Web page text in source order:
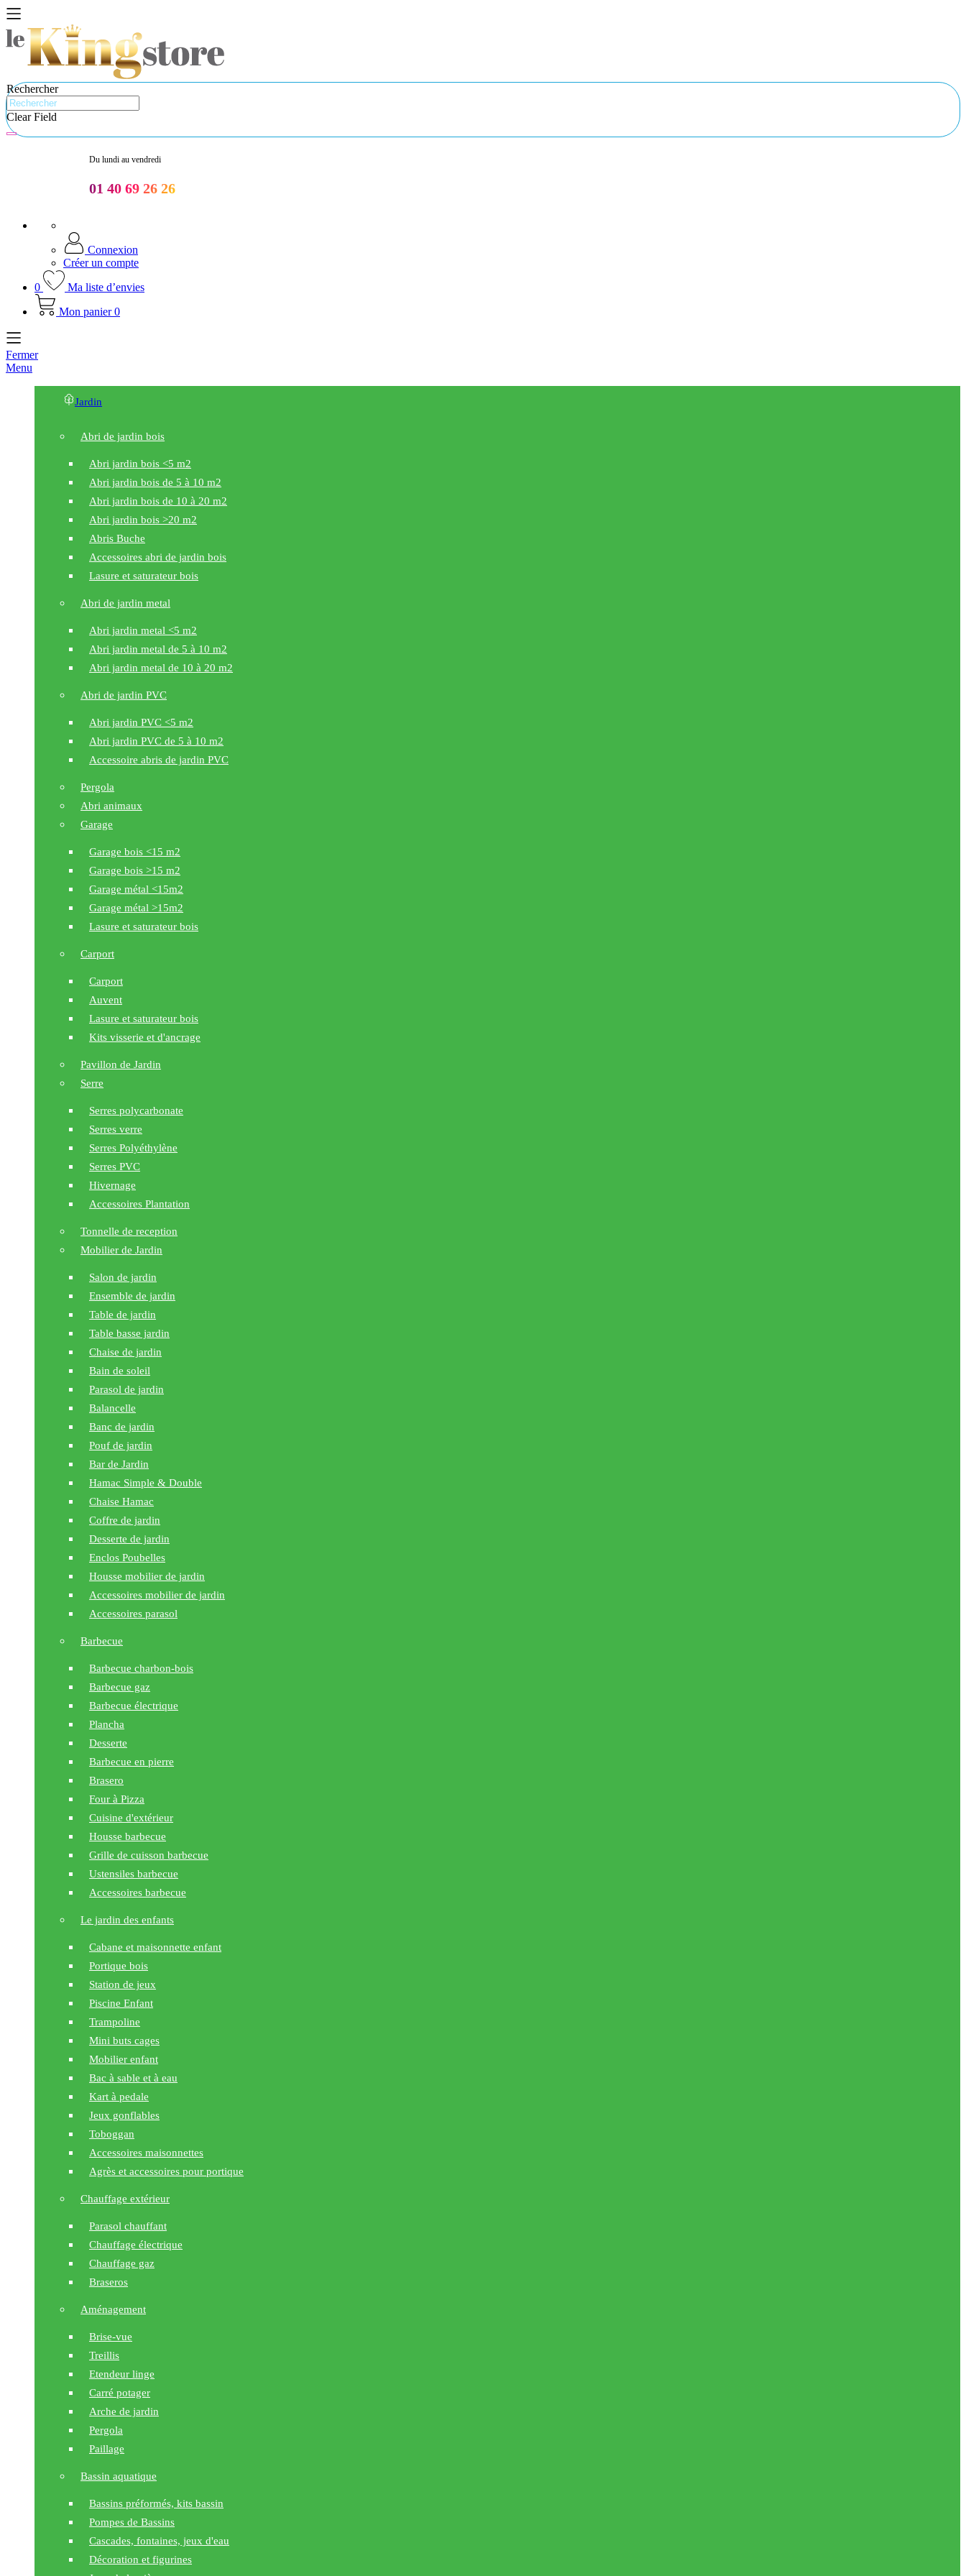
Rechercher
Clear Field
Du lundi au vendredi
01 40 69 26 26
Connexion
Créer un compte
0
Ma liste d’envies
Mon panier 0
Fermer
Menu
Jardin
Abri de jardin bois
Abri jardin bois <5 m2
Abri jardin bois de 5 à 10 m2
Abri jardin bois de 10 à 20 m2
Abri jardin bois >20 m2
Abris Buche
Accessoires abri de jardin bois
Lasure et saturateur bois
Abri de jardin metal
Abri jardin metal <5 m2
Abri jardin metal de 5 à 10 m2
Abri jardin metal de 10 à 20 m2
Abri de jardin PVC
Abri jardin PVC <5 m2
Abri jardin PVC de 5 à 10 m2
Accessoire abris de jardin PVC
Pergola
Abri animaux
Garage
Garage bois <15 m2
Garage bois >15 m2
Garage métal <15m2
Garage métal >15m2
Lasure et saturateur bois
Carport
Carport
Auvent
Lasure et saturateur bois
Kits visserie et d'ancrage
Pavillon de Jardin
Serre
Serres polycarbonate
Serres verre
Serres Polyéthylène
Serres PVC
Hivernage
Accessoires Plantation
Tonnelle de reception
Mobilier de Jardin
Salon de jardin
Ensemble de jardin
Table de jardin
Table basse jardin
Chaise de jardin
Bain de soleil
Parasol de jardin
Balancelle
Banc de jardin
Pouf de jardin
Bar de Jardin
Hamac Simple & Double
Chaise Hamac
Coffre de jardin
Desserte de jardin
Enclos Poubelles
Housse mobilier de jardin
Accessoires mobilier de jardin
Accessoires parasol
Barbecue
Barbecue charbon-bois
Barbecue gaz
Barbecue électrique
Plancha
Desserte
Barbecue en pierre
Brasero
Four à Pizza
Cuisine d'extérieur
Housse barbecue
Grille de cuisson barbecue
Ustensiles barbecue
Accessoires barbecue
Le jardin des enfants
Cabane et maisonnette enfant
Portique bois
Station de jeux
Piscine Enfant
Trampoline
Mini buts cages
Mobilier enfant
Bac à sable et à eau
Kart à pedale
Jeux gonflables
Toboggan
Accessoires maisonnettes
Agrès et accessoires pour portique
Chauffage extérieur
Parasol chauffant
Chauffage électrique
Chauffage gaz
Braseros
Aménagement
Brise-vue
Treillis
Etendeur linge
Carré potager
Arche de jardin
Pergola
Paillage
Bassin aquatique
Bassins préformés, kits bassin
Pompes de Bassins
Cascades, fontaines, jeux d'eau
Décoration et figurines